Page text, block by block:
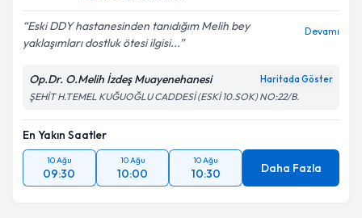
Eski DDY hastanesinden tanıdığım Melih bey
yaklaşımları dostluk ötesi ilgisi...
Devamı
Op.Dr. O.Melih İzdeş Muayenehanesi Haritada Göster
ŞEHİT H.TEMEL KUĞUOĞLU CADDESİ (ESKİ 10.SOK) NO:22/B.
En Yakın Saatler
10 Ağu
09:30
10 Ağu
10:00
10 Ağu
10:30 Daha Fazla